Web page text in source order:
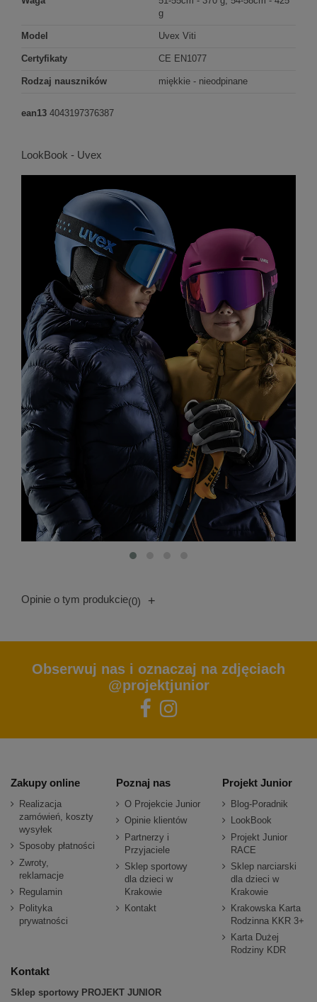
g
Model Uvex Viti
Certyfikaty CE EN1077
Rodzaj nauszników miękkie - nieodpinane
ean13 4043197376387
LookBook - Uvex
Opinie o tym produkcie(0) +
Obserwuj nas i oznaczaj na zdjęciach
@projektjunior
Zakupy online
Realizacja
zamówień, koszty
wysyłek
Sposoby płatności
Zwroty,
reklamacje
Regulamin
Polityka
prywatności
Poznaj nas
O Projekcie Junior
Opinie klientów
Partnerzy i
Przyjaciele
Sklep sportowy
dla dzieci w
Krakowie
Kontakt
Projekt Junior
Blog-Poradnik
LookBook
Projekt Junior
RACE
Sklep narciarski
dla dzieci w
Krakowie
Krakowska Karta
Rodzinna KKR 3+
Karta Dużej
Rodziny KDR
Kontakt
Sklep sportowy PROJEKT JUNIOR